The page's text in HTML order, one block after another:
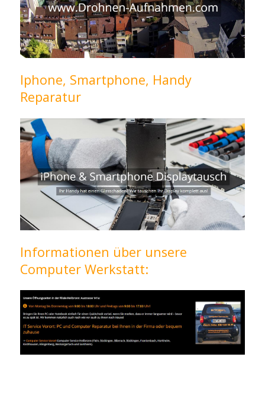
Iphone, Smartphone, Handy
Reparatur
Informationen über unsere
Computer Werkstatt: